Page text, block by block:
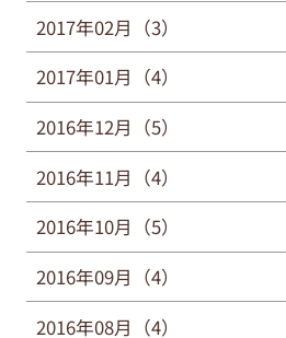
2017年02月（3）
2017年01月（4）
2016年12月（5）
2016年11月（4）
2016年10月（5）
2016年09月（4）
2016年08月（4）